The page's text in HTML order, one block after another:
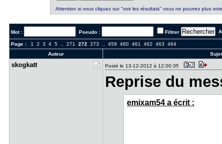
Attention si vous cliquez sur "voir les résultats" vous ne pourrez plus
Mot : Pseudo : Filtrer
Page : 1 2 3 4 5.. 271 272 273 459 460 461 462 463
464
Auteur
skogkatt Posté le 13-12-2012 à 12:00:35
Reprise du
emixam54 a écrit :